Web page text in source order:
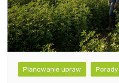
Planowanie upraw